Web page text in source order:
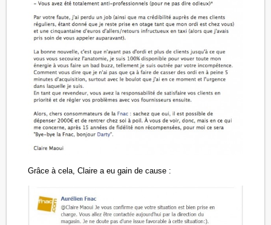
Grâce à cela, Claire a eu gain de cause :